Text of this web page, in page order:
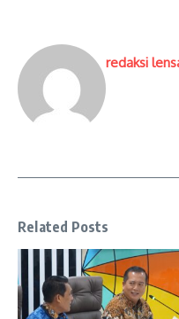
redaksi
Related Posts